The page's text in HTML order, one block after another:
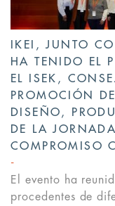
IKEI, JUNTO
HA TENIDO EL
EL ISEK,
PROMOCIÓN
DISEÑO,
DE LA
COMPROMISO
El evento ha
procedentes de